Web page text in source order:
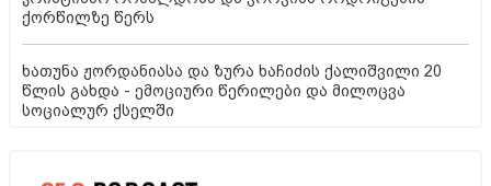
ქორწილზე წერს
ხათუნა ჟორდანიასა და ზურა ხაჩიძის ქალიშვილი 20
წლის გახდა - ემოციური წერილები და მილოცვა
სოციალურ ქსელში